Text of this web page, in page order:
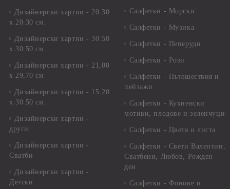
Дизайнерски хартии - 20.30
х 20.30 см.
Дизайнерски хартии - 30.50
х 30.50 см.
Дизайнерски хартии - 21,00
х 29,70 см
Дизайнерски хартии - 15.20
x 30.50 см.
Дизайнерски хартии -
други
Дизайнерски хартии -
Сватби
Дизайнерски хартии -
Детски
Салфетки - Морски
Салфетки - Музика
Салфетки - Пеперуди
Салфетки - Рози
Салфетки - Пътешествия и
пейзажи
Салфетки - Кухненски
мотиви, плодове и зеленчуци
Салфетки - Цветя и листа
Салфетки - Свети Валентин,
Сватбени, Любов, Рожден
ден
Салфетки - Фонове и